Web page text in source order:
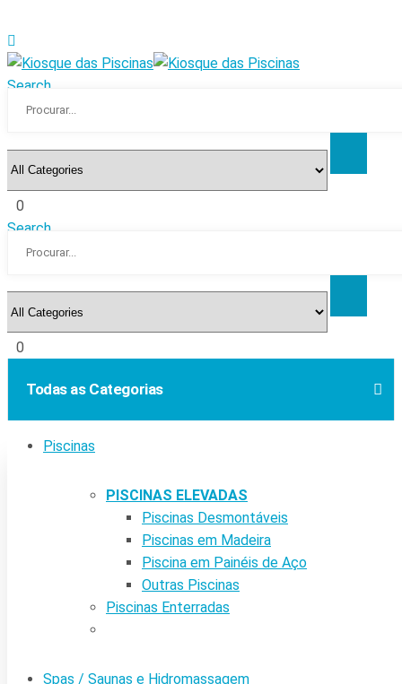
Search
0
Search
0
Todas as Categorias
Piscinas
PISCINAS ELEVADAS
Piscinas Desmontáveis
Piscinas em Madeira
Piscina em Painéis de Aço
Outras Piscinas
Piscinas Enterradas
Spas / Saunas e Hidromassagem